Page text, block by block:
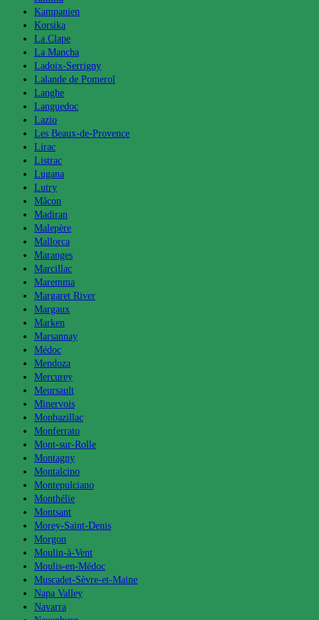
Kampanien
Korsika
La Clape
La Mancha
Ladoix-Serrigny
Lalande de Pomerol
Langhe
Languedoc
Lazio
Les Beaux-de-Provence
Lirac
Listrac
Lugana
Lutry
Mâcon
Madiran
Malepère
Mallorca
Maranges
Marcillac
Maremma
Margaret River
Margaux
Marken
Marsannay
Médoc
Mendoza
Mercurey
Meursault
Minervois
Monbazillac
Monferrato
Mont-sur-Rolle
Montagny
Montalcino
Montepulciano
Monthélie
Montsant
Morey-Saint-Denis
Morgon
Moulin-à-Vent
Moulis-en-Médoc
Muscadet-Sèvre-et-Maine
Napa Valley
Navarra